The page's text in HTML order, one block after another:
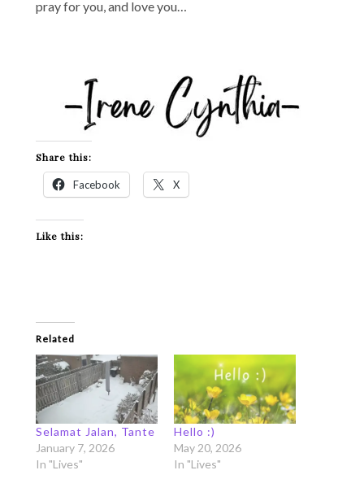
pray for you, and love you…
Share this:
Facebook X
Like this:
Related
Selamat Jalan, Tante
January 7, 2026
In "Lives"
Hello :)
May 20, 2026
In "Lives"